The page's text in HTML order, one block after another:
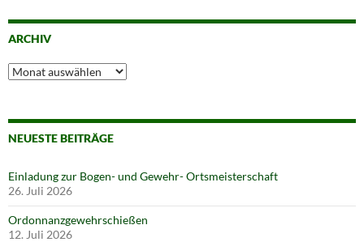
ARCHIV
Archiv
NEUESTE BEITRÄGE
Einladung zur Bogen- und Gewehr- Ortsmeisterschaft
26. Juli 2026
Ordonnanzgewehrschießen
12. Juli 2026